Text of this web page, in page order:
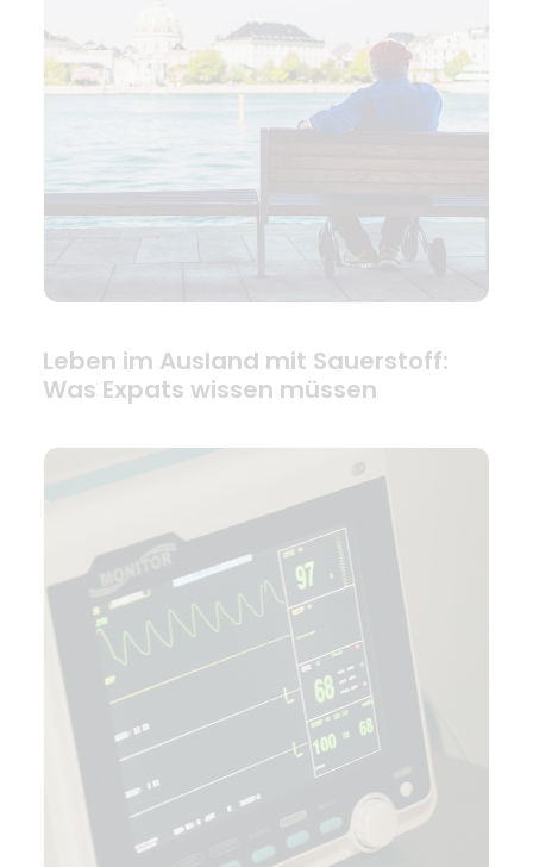
Leben im Ausland mit Sauerstoff:
Was Expats wissen müssen